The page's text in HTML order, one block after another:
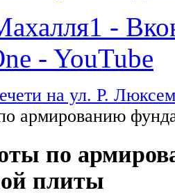
-
- YouTube
на ул. Р.
армированию
по
плиты